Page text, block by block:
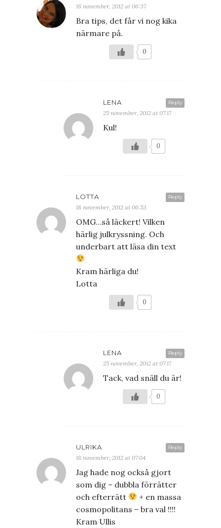
18 november, 2012 at 06:37
Bra tips, det får vi nog kika
närmare på.
0
Reply
LENA
25 november, 2012 at 07:17
Kul!
0
Reply
LOTTA
18 november, 2012 at 06:53
OMG…så läckert! Vilken
härlig julkryssning. Och
underbart att läsa din text
Kram härliga du!
Lotta
0
Reply
LENA
25 november, 2012 at 07:17
Tack, vad snäll du är!
0
Reply
ULRIKA
18 november, 2012 at 07:04
Jag hade nog också gjort
som dig – dubbla förrätter
och efterrätt
+ en massa
cosmopolitans – bra val !!!!
Kram Ullis